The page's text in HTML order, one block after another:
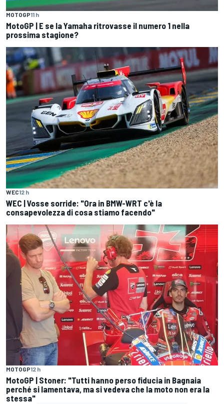
MOTOGP11 h
MotoGP | E se la Yamaha ritrovasse il numero 1 nella
prossima stagione?
WEC12 h
WEC | Vosse sorride: "Ora in BMW-WRT c'è la
consapevolezza di cosa stiamo facendo"
MOTOGP12 h
MotoGP | Stoner: "Tutti hanno perso fiducia in Bagnaia
perché si lamentava, ma si vedeva che la moto non era la
stessa"